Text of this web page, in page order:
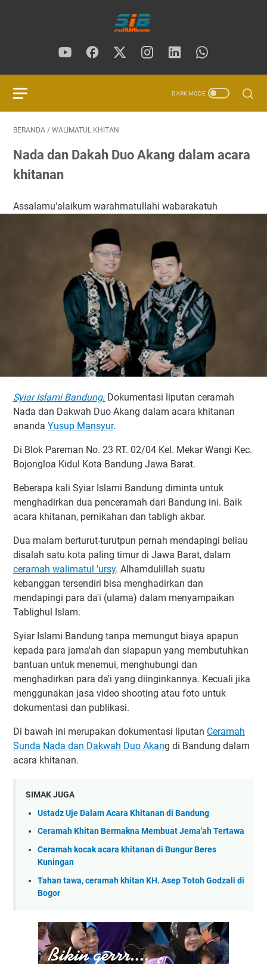
BERANDA / WALIMATUL KHITAN
Nada dan Dakah Duo Akang dalam acara
khitanan
Assalamu'alaikum warahmatullahi wabarakatuh
Syiar Islami Bandung. Dokumentasi liputan ceramah
Nada dan Dakwah Duo Akang dalam acara khitanan
ananda Yusup Mansyur.
Di Blok Pareman No. 23 RT. 02/04 Kel. Mekar Wangi Kec.
Bojongloa Kidul Kota Bandung Jawa Barat.
Beberapa kali Syiar Islami Bandung diminta untuk
menghadirkan dua penceramah dari Bandung ini. Baik
acara khitanan, pernikahan dan tabligh akbar.
Dua malam berturut-turutpun pernah mendapingi beliau
disalah satu kota paling timur di Jawa Barat, dalam
ceramah walimatul 'ursy. Alhamdulillah suatu
kebanggan tersendiri bisa menghadirkan dan
mendapingi para da'i (ulama) dalam menyampaikan
Tablighul Islam.
Syiar Islami Bandung tanpa memungut biaya apapun
kepada para jama'ah dan siapapun yang membutuhkan
bantuan untuk menemui, menghubungi dan
menghadirkan para da'i yang diinginkannya. Kecuali jika
menggunakan jasa video shooting atau foto untuk
dokumentasi dan publikasi.
Di bawah ini merupakan dokumentasi liputan Ceramah
Sunda Nada dan Dakwah Duo Akang di Bandung dalam
acara khitanan.
SIMAK JUGA
Ustadz Uje Dalam Acara Khitanan di Bandung
Ceramah Khitan Bermakna Membuat Jema'ah Tertawa
Ceramah kocak acara khitanan di Bungur Beres
Kuningan
Tahan tawa, ceramah khitan KH. Asep Totoh Godzali di
Bogor